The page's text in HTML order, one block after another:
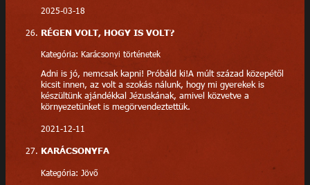
2025-03-18
RÉGEN VOLT, HOGY IS VOLT?
Kategória: Karácsonyi történetek
Adni is jó, nemcsak kapni! Próbáld ki!A múlt század közepétől
kicsit innen, az volt a szokás nálunk, hogy mi gyerekek is
készültünk ajándékkal Jézuskának, amivel közvetve a
környezetünket is megörvendeztettük.
2021-12-11
KARÁCSONYFA
Kategória: Jövő